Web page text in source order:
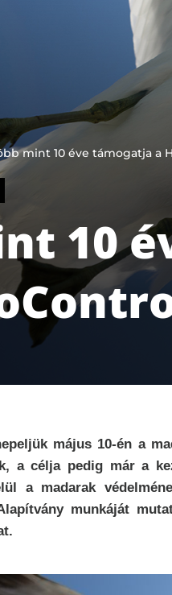
mint 10 éve támogatja a
10
május 10-én a
a célja pedig már a
a madarak
munkáját